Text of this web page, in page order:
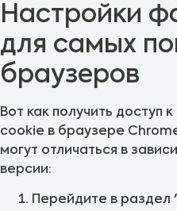
Настройки
для самых
браузеров
Вот как получить доступ
cookie в браузере
могут отличаться в
версии:
Перейдите в раздел